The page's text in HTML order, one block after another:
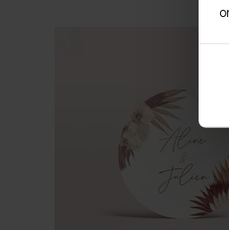
Habillage savon artisanal